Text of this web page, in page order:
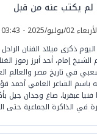
لم يكتب عنه من قبل
02/يوليو/2025 - 03:43 م
ذكرى ميلاد الفنان
الشيخ إمام، أحد أبرز رموز
في تاريخ مصر والعالم
باسم الشاعر العامي أحمد
فنيا عبقريا، صاغ وجدان جيل
في الذاكرة الجماعية حتى